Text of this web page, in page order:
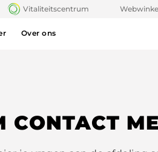
Vitaliteitscentrum
Over ons
CONTACT